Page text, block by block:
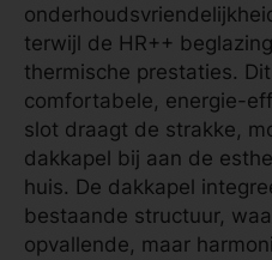
terwijl de HR++
thermische prestaties.
comfortabele, energie-
slot draagt de strakke,
dakkapel bij aan de
huis. De dakkapel
bestaande structuur,
opvallende, maar